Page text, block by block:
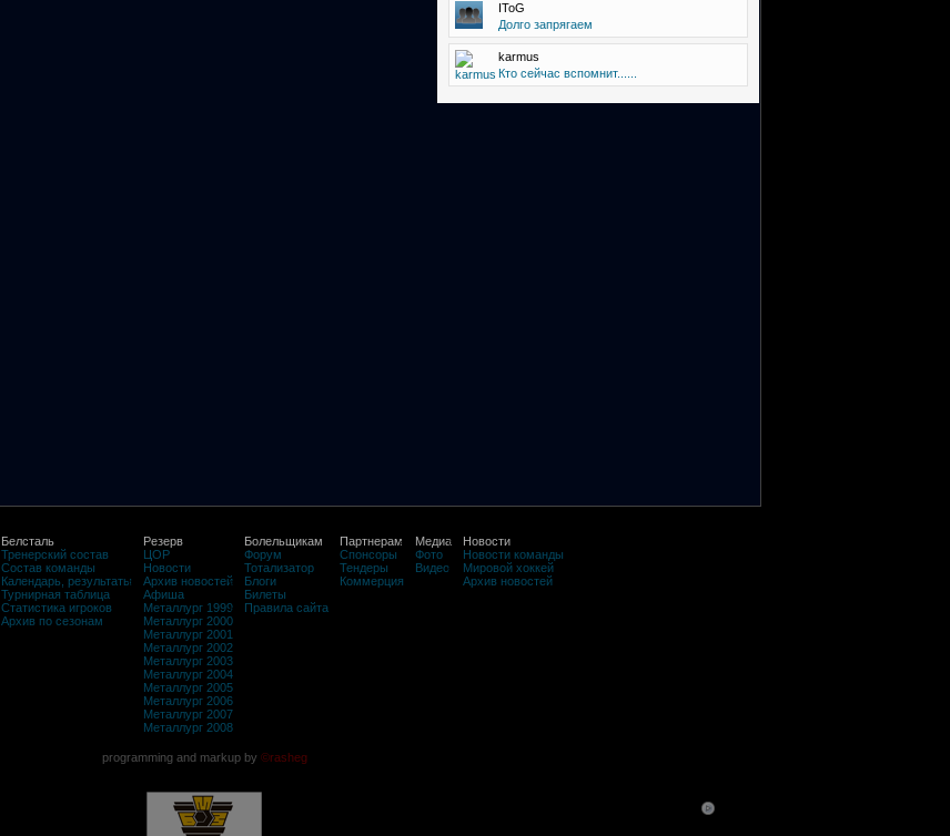
IToG
Долго запрягаем
karmus
Кто сейчас вспомнит......
Белсталь
Тренерский состав
Состав команды
Календарь, результаты
Турнирная таблица
Статистика игроков
Архив по сезонам
Резерв
ЦОР
Новости
Архив новостей
Афиша
Металлург 1999
Металлург 2000
Металлург 2001
Металлург 2002
Металлург 2003
Металлург 2004
Металлург 2005
Металлург 2006
Металлург 2007
Металлург 2008
Болельщикам
Форум
Тотализатор
Блоги
Билеты
Правила сайта
Партнерам
Спонсоры
Тендеры
Коммерция
Медиа
Фото
Видео
Новости
Новости команды
Мировой хоккей
Архив новостей
programming and markup by ©rasheg